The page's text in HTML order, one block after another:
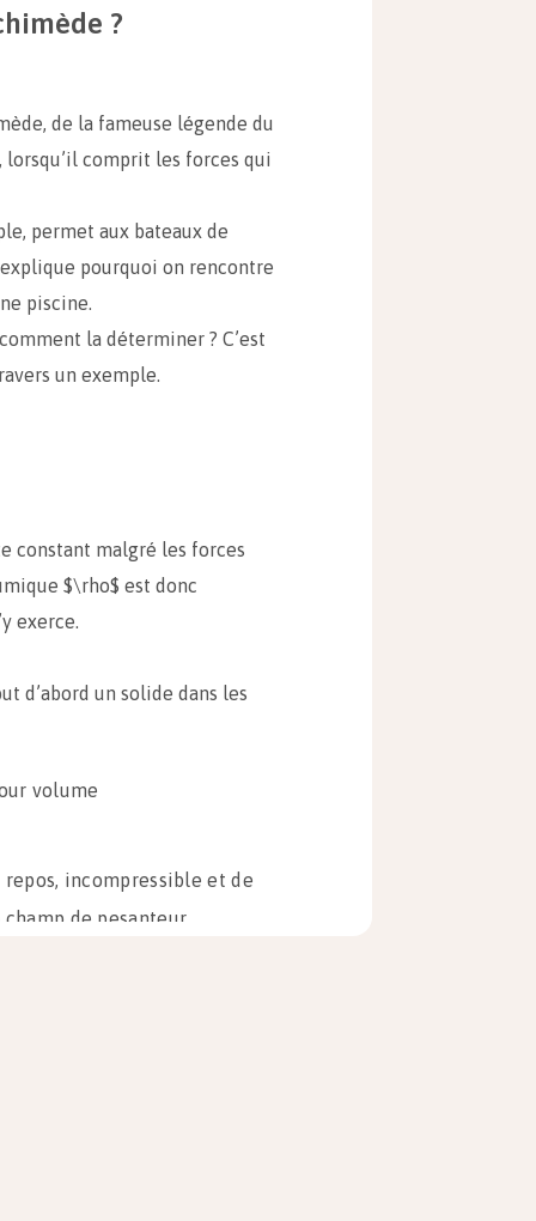
?
de la fameuse légende du
lorsqu’il comprit les forces qui
permet aux bateaux de
pourquoi on rencontre
piscine.
la déterminer ? C’est
un exemple.
constant malgré les forces
$\rho$ est donc
exerce.
d’abord un solide dans les
volume
incompressible et de
de pesanteur
» (donc ses faces